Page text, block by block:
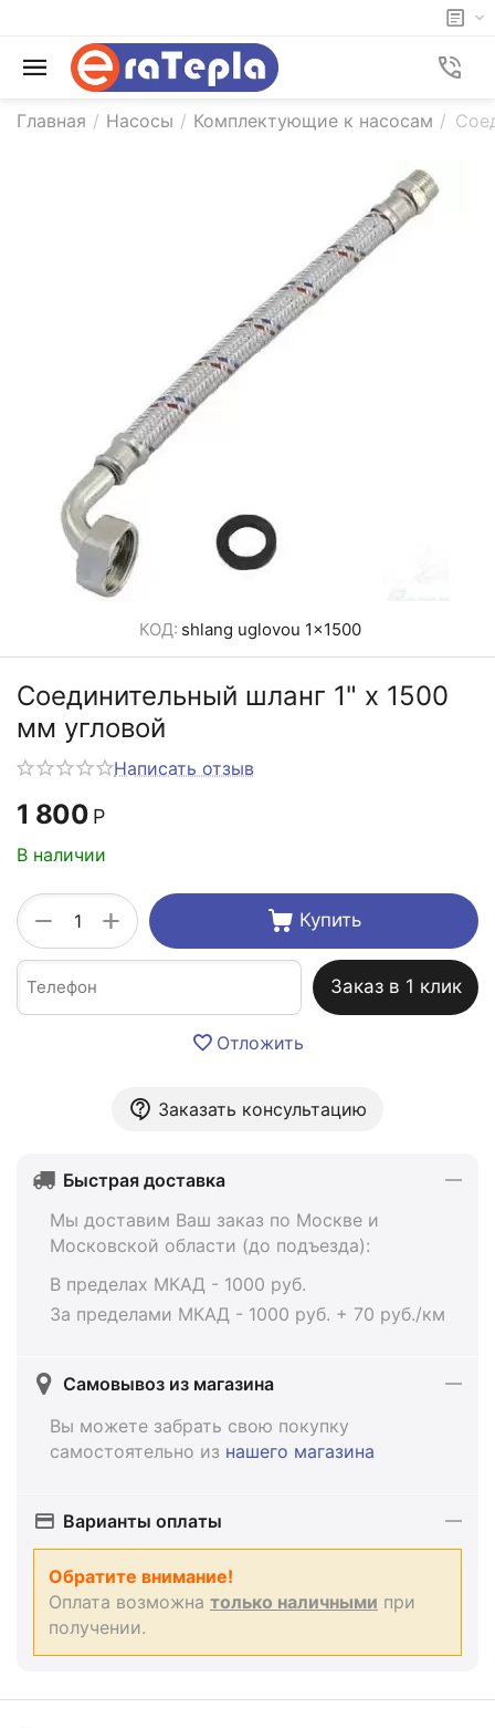
Главная / Насосы / Комплектующие к насосам /
КОД: shlang uglovou 1x1500
Соединительный шланг 1" х 1500
мм угловой
Написать отзыв
1 800 Р
В наличии
+
− Купить
Заказ в 1 клик
Отложить
Заказать консультацию
Быстрая доставка
Мы доставим Ваш заказ по Москве и
Московской области (до подъезда):
В пределах МКАД - 1000 руб.
За пределами МКАД - 1000 руб. + 70 руб./км
Самовывоз из магазина
Вы можете забрать свою покупку
самостоятельно из нашего магазина
Варианты оплаты
Обратите внимание!
Оплата возможна только наличными при
получении.